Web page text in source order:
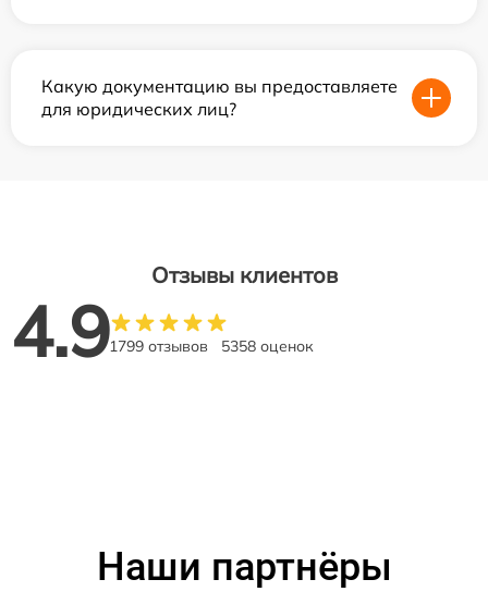
Какую документацию вы предоставляете
для юридических лиц?
Отзывы клиентов
4.91799 отзывов 5358 оценок
Наши партнёры